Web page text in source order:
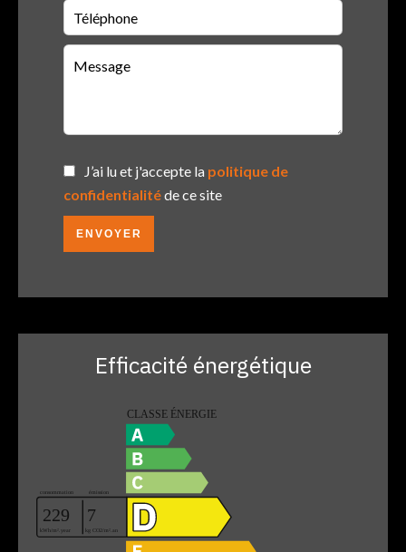
J’ai lu et j'accepte la politique de
confidentialitéde ce site
ENVOYER
Efficacité énergétique